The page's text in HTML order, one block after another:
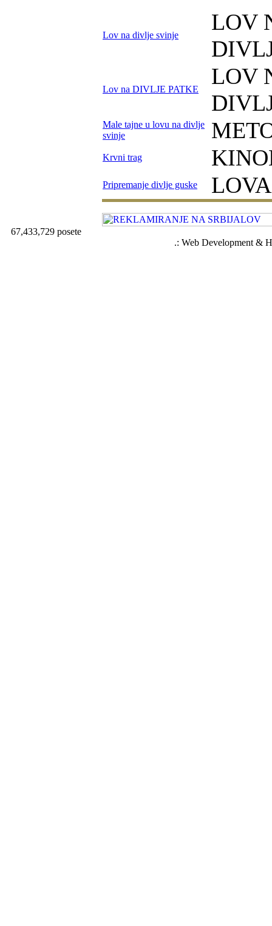
Lov na divlje svinje
LOV
Lov na DIVLJE PATKE
LOV
Male tajne u lovu na divlje
svinje
Krvni trag
Pripremanje divlje guske
67,433,729 posete
.: Web Development &